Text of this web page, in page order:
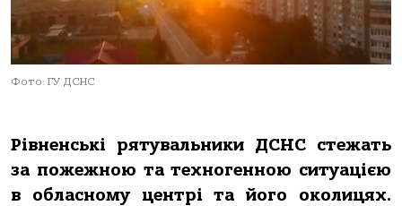
Фото: ГУ ДСНС
Рівненські рятувальники ДСНС стежать
за пожежною та техногенною ситуацією
в обласному центрі та його околицях.